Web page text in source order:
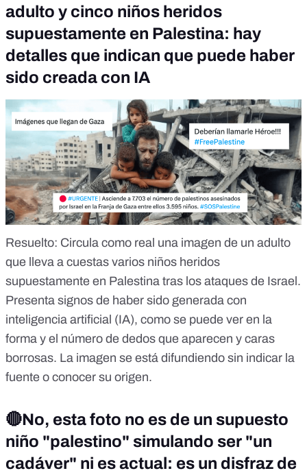
adulto y cinco niños heridos
supuestamente en Palestina: hay
detalles que indican que puede haber
sido creada con IA
Resuelto: Circula como real una imagen de un adulto
que lleva a cuestas varios niños heridos
supuestamente en Palestina tras los ataques de Israel.
Presenta signos de haber sido generada con
inteligencia artificial (IA), como se puede ver en la
forma y el número de dedos que aparecen y caras
borrosas. La imagen se está difundiendo sin indicar la
fuente o conocer su origen.
🔴No, esta foto no es de un supuesto
niño "palestino" simulando ser "un
cadáver" ni es actual: es un disfraz de